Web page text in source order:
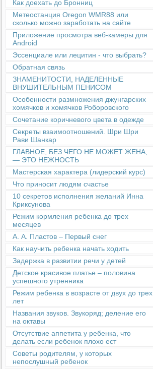
Как доехать до Бронниц
Метеостанция Oregon WMR88 или
сколько можно заработать на сайте
Приложение просмотра веб-камеры для
Android
Эссенциале или лецитин - что выбрать?
Обратная связь
ЗНАМЕНИТОСТИ, НАДЕЛЕННЫЕ
ВНУШИТЕЛЬНЫМ ПЕНИСОМ
Особенности размножения джунгарских
хомячков и хомячков Роборовского
Сочетание коричневого цвета в одежде
Секреты взаимоотношений. Шри Шри
Рави Шанкар
ГЛАВНОЕ, БЕЗ ЧЕГО НЕ МОЖЕТ ЖЕНА,
— ЭТО НЕЖНОСТЬ
Мастерская характера (лидерский курс)
Что приносит людям счастье
10 секретов исполнения желаний Инна
Криксунова
Режим кормления ребенка до трех
месяцев
А. А. Пластов – Первый снег
Как научить ребенка начать ходить
Задержка в развитии речи у детей
Детское красивое платье – половина
успешного утренника
Режим ребенка в возрасте от двух до трех
лет
Названия звуков. Звукоряд; деление его
на октавы
Отсутствие аппетита у ребенка, что
делать если ребенок плохо ест
Советы родителям, у которых
непослушный ребенок